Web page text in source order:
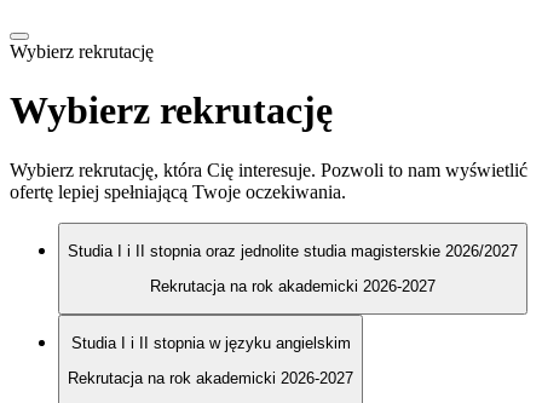
Wybierz rekrutację
Wybierz rekrutację
Wybierz rekrutację, która Cię interesuje. Pozwoli to nam wyświetlić
ofertę lepiej spełniającą Twoje oczekiwania.
Studia I i II stopnia oraz jednolite studia magisterskie 2026/2027
Rekrutacja na rok akademicki 2026-2027
Studia I i II stopnia w języku angielskim
Rekrutacja na rok akademicki 2026-2027